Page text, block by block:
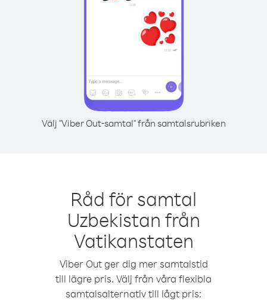
Välj "Viber Out-samtal" från samtalsrubriken
Råd för samtal
Uzbekistan från
Vatikanstaten
Viber Out ger dig mer samtalstid
till lägre pris. Välj från våra flexibla
samtalsalternativ till lågt pris: